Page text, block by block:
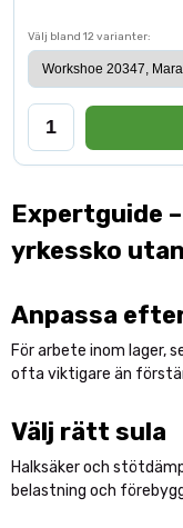
Välj bland 12 varianter:
Expertguide
yrkessko
Anpassa
För arbete inom lager,
ofta viktigare än
Välj rätt sula
Halksäker och
belastning och